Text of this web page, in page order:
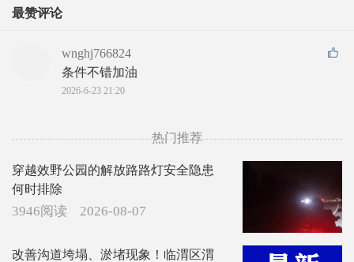
最赞评论
wnghj766824
条件不错加油
2026-6-23 21:20
热门推荐
穿越效野公园的解放路路灯安全隐患
何时排除
3946阅读 2026-08-07
改善沟道垮塌、淤堵现象！临渭区渭